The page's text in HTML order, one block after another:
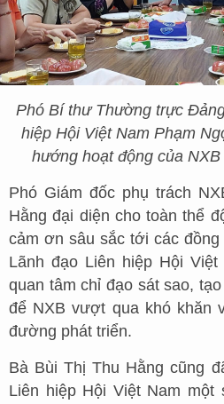
Phó Bí thư Thường trực
hiệp Hội Việt Nam Phạm
hướng hoạt động của
Phó Giám đốc phụ trách
Hằng đại diện cho toàn thể
cảm ơn sâu sắc tới các
Lãnh đạo Liên hiệp Hội
quan tâm chỉ đạo sát sao,
để NXB vượt qua khó khăn
đường phát triển.
Bà Bùi Thị Thu Hằng cũng
Liên hiệp Hội Việt Nam một